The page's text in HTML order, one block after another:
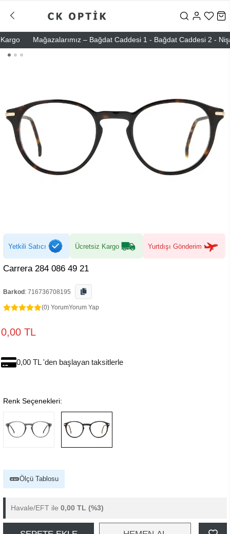
Mağazalarımız – Bağdat Caddesi 1 - Bağdat Caddesi 2 -
Yetkili Satıcı Ücretsiz Kargo Yurtdışı Gönderim
Carrera 284 086 49 21
Barkod : 716736708195
(0) YorumYorum Yap
0,00 TL
0,00 TL 'den başlayan taksitlerle
Renk Seçenekleri:
Ölçü Tablosu
Havale/EFT ile 0,00 TL (%3)